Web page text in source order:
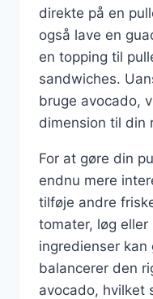
direkte på en
også lave en
en topping til
sandwiches.
bruge avocado,
dimension til din
For at gøre din
endnu mere
tilføje andre
tomater, løg eller
ingredienser
balancerer den
avocado, hvilket